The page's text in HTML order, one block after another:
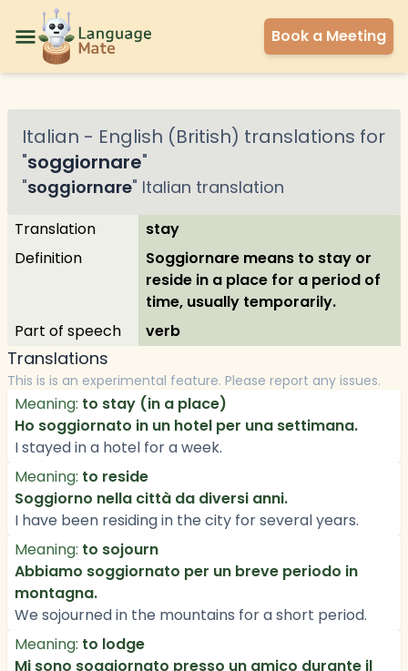
Book a Meeting
Italian - English (British) translations for
"soggiornare"
"soggiornare" Italian translation
Translation
stay
Definition
Soggiornare means to stay or
reside in a place for a period of
time, usually temporarily.
Part of speech
verb
Translations
This is is an experimental feature. Please report any issues.
Meaning: to stay (in a place)
Ho soggiornato in un hotel per una settimana.
I stayed in a hotel for a week.
Meaning: to reside
Soggiorno nella città da diversi anni.
I have been residing in the city for several years.
Meaning: to sojourn
Abbiamo soggiornato per un breve periodo in
montagna.
We sojourned in the mountains for a short period.
Meaning: to lodge
Mi sono soggiornato presso un amico durante il